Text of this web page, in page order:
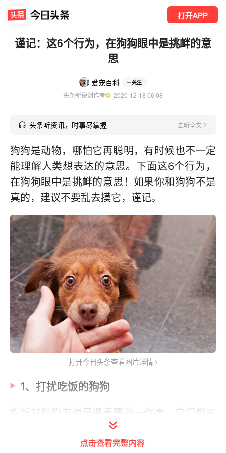
打开APP
谨记：这6个行为，在狗狗眼中是挑衅的意
思
爱宠百科 关注
头条新锐创作者
  2020-12-18 06:08
头条听资讯，时事尽掌握 去听全文
狗狗是动物，哪怕它再聪明，有时候也不一定
能理解人类想表达的意思。下面这6个行为，
在狗狗眼中是挑衅的意思！如果你和狗狗不是
真的，建议不要乱去摸它，谨记。
打开今日头条查看图片详情
1、打扰吃饭的狗狗
吃饭对狗狗来说是很重要的一件事，它们都不
喜欢别人去碰自己的食物，让是故意去打扰自
己进食，如果你经常在狗狗进食时，趴在它身
点击查看完整内容